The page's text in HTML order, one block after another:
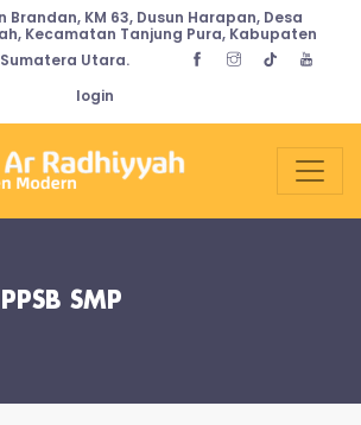
KM 63, Dusun Harapan, Desa
Kecamatan Tanjung Pura, Kabupaten
Utara.
login
PPSB SMP